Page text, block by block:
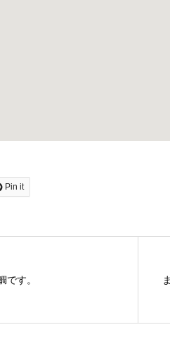
Pin it
です。